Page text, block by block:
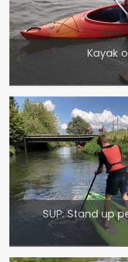
Kayak
SUP: Stand up